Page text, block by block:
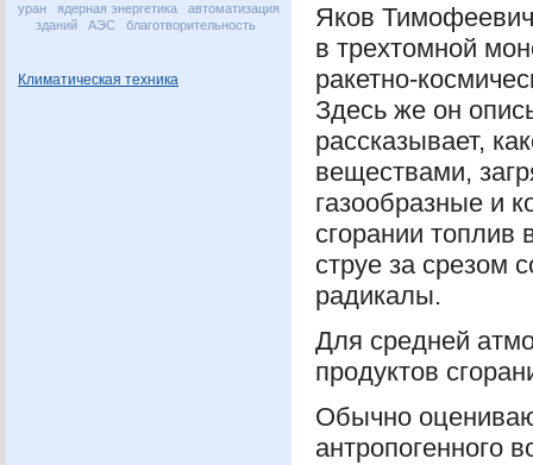
уран
ядерная энергетика
автоматизация
зданий
АЭС благотворительность
Климатическая техника
Яков
в трехтомной
ракетно-
Здесь же он
рассказывает,
веществами,
газообразные и
сгорании топлив
струе за срезом
радикалы.
Для средней
продуктов
Обычно
антропогенного